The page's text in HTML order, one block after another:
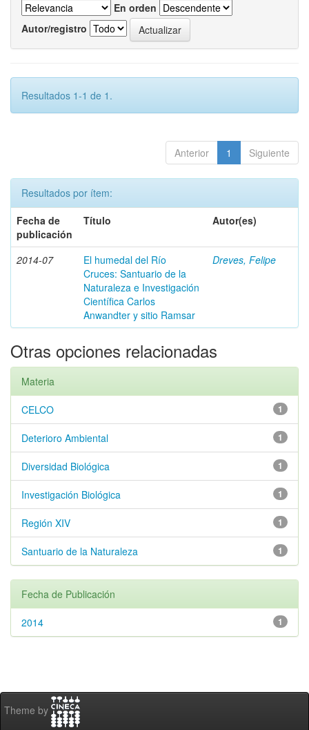
En orden
Autor/registro
Resultados 1-1 de 1.
Anterior 1 Siguiente
Resultados por ítem:
Fecha de
publicación
Título Autor(es)
2014-07
El humedal del Río
Cruces: Santuario de la
Naturaleza e Investigación
Científica Carlos
Anwandter y sitio Ramsar
Dreves, Felipe
Otras opciones relacionadas
Materia
1
CELCO
1
Deterioro Ambiental
1
Diversidad Biológica
1
Investigación Biológica
1
Región XIV
1
Santuario de la Naturaleza
Fecha de Publicación
1
2014
Theme by